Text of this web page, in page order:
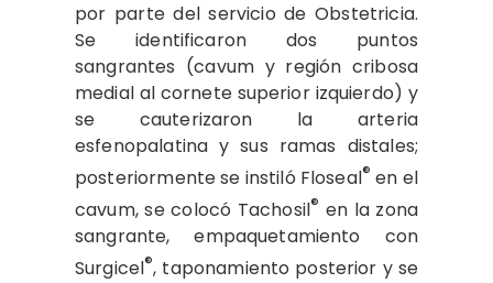
por parte del servicio de Obstetricia.
Se identificaron dos puntos
sangrantes (cavum y región cribosa
medial al cornete superior izquierdo) y
se cauterizaron la arteria
esfenopalatina y sus ramas distales;
posteriormente se instiló Floseal® en el
cavum, se colocó Tachosil® en la zona
sangrante, empaquetamiento con
Surgicel®, taponamiento posterior y se